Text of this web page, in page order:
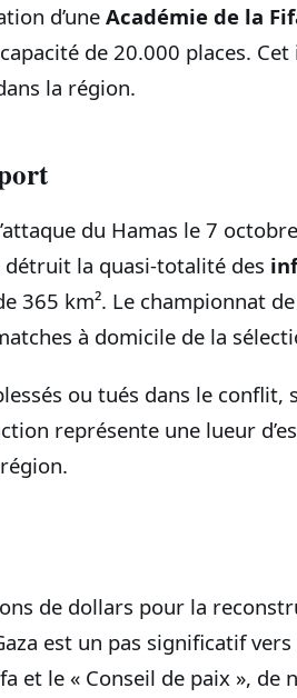
d’une Académie de la
de 20.000 places.
la région.
du Hamas le 7
détruit la quasi-totalité des
365 km². Le championnat
à domicile de la
ou tués dans le conflit,
représente une lueur
de dollars pour la
est un pas significatif vers
et le « Conseil de paix », de